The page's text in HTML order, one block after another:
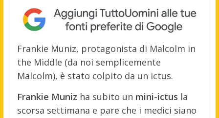
Frankie Muniz, protagonista di Malcolm in
the Middle (da noi semplicemente
Malcolm), è stato colpito da un ictus.
Frankie Muniz ha subito un mini-ictus la
scorsa settimana e pare che i medici siano